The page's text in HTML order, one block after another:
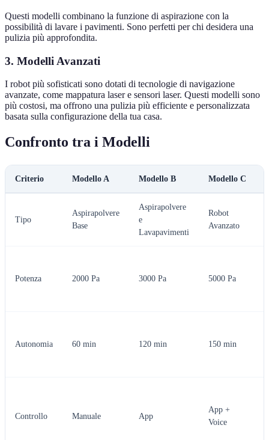
Questi modelli combinano la funzione di aspirazione con la
possibilità di lavare i pavimenti. Sono perfetti per chi desidera una
pulizia più approfondita.
3. Modelli Avanzati
I robot più sofisticati sono dotati di tecnologie di navigazione
avanzate, come mappatura laser e sensori laser. Questi modelli sono
più costosi, ma offrono una pulizia più efficiente e personalizzata
basata sulla configurazione della tua casa.
Confronto tra i Modelli
Criterio Modello A Modello B Modello C
Tipo
Aspirapolvere
Base
Aspirapolvere
e
Lavapavimenti
Robot
Avanzato
Potenza 2000 Pa 3000 Pa 5000 Pa
Autonomia 60 min 120 min 150 min
Controllo Manuale App
App +
Voice